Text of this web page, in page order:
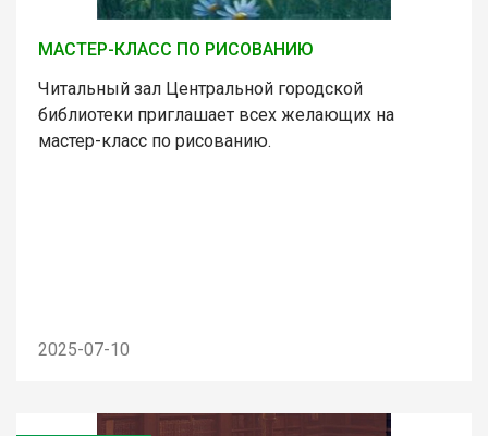
МАСТЕР-КЛАСС ПО РИСОВАНИЮ
Читальный зал Центральной городской
библиотеки приглашает всех желающих на
мастер-класс по рисованию.
2025-07-10